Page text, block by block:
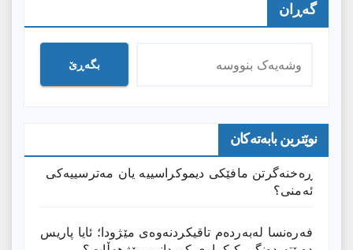
گەڕان
بگەڕێ
نوێترین بابەتەکان
ڕەخنەگرتن مافێکی دیموکراسییە یان مەترسییەکی
ئەمنی؟
فەرەنسا لەبەردەم تاقیکردنەوەی مێژودا؛ ئایا پاریس